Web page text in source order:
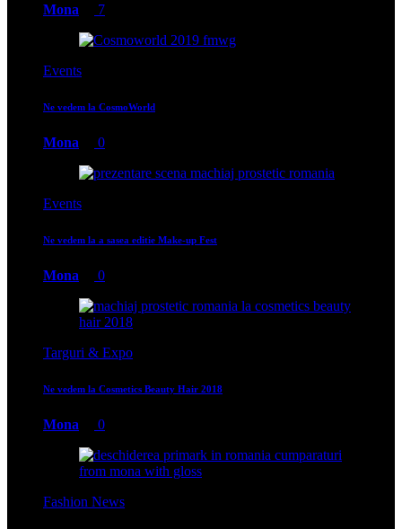
Mona 7
Events
Ne vedem la CosmoWorld
Mona 0
Events
Ne vedem la a sasea editie Make-up Fest
Mona 0
Targuri & Expo
Ne vedem la Cosmetics Beauty Hair 2018
Mona 0
Fashion News